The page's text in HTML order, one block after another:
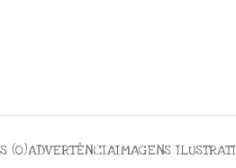
(0)ADVERTÊNCIAIMAGENS